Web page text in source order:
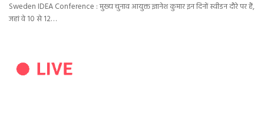
Sweden IDEA Conference : मुख्य चुनाव आयुक्त ज्ञानेश कुमार इन दिनों स्वीडन दौरे पर हैं,
जहां वे 10 से 12…